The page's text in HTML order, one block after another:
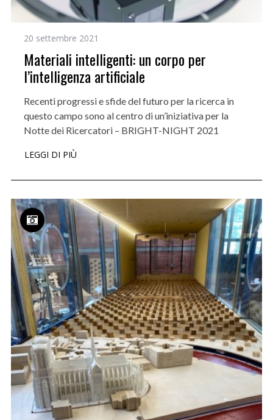
20 settembre 2021
Materiali intelligenti: un corpo per
l’intelligenza artificiale
Recenti progressi e sfide del futuro per la ricerca in
questo campo sono al centro di un’iniziativa per la
Notte dei Ricercatori – BRIGHT-NIGHT 2021
LEGGI DI PIÙ